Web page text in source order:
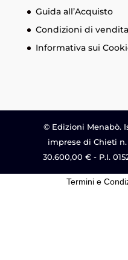
Guida all’Acquisto
Condizioni di vendita
Informativa sui
© Edizioni Menabò.
imprese di Chieti n.
30.600,00 € - P.I.
Termini e